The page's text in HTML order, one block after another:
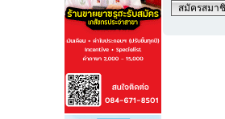
สมัครสมา